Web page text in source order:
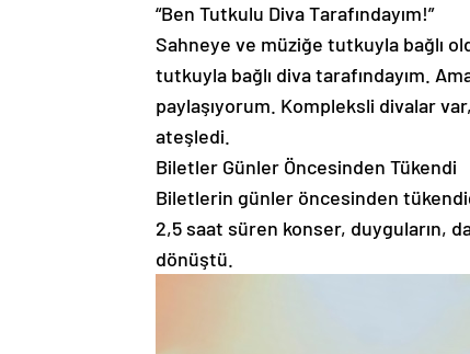
“Ben Tutkulu Diva Tarafındayım!”
Sahneye ve müziğe tutkuyla bağlı
tutkuyla bağlı diva tarafındayım.
paylaşıyorum. Kompleksli divalar
ateşledi.
Biletler Günler Öncesinden Tükendi
Biletlerin günler öncesinden
2,5 saat süren konser, duyguların,
dönüştü.